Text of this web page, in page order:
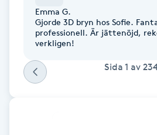
Klippning & Slingor
Klippning ungdom
Koppningsmassage
Emma G.
Gjorde 3D bryn hos Sofie.
professionell. Är jättenöjd,
verkligen!
Sida 1 av